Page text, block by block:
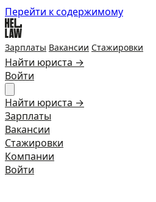
Перейти к содержимому
Зарплаты Вакансии Стажировки
Найти юриста →
Войти
Найти юриста →
Зарплаты
Вакансии
Стажировки
Компании
Войти